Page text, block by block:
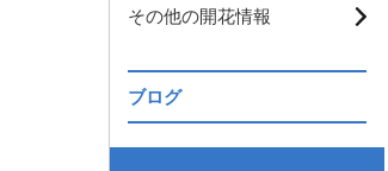
その他の開花情報
ブログ